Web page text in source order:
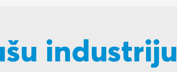
industriju